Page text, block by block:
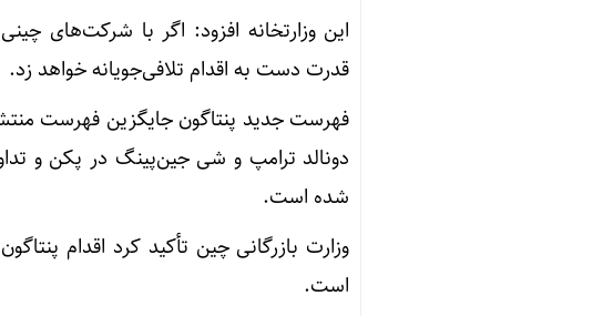
این وزارتخانه افزود: اگر با شرکت‌های
قدرت دست به اقدام تلافی‌جویانه خواهد زد.
دونالد ترامپ و شی جین‌پینگ در پکن و
شده است.
وزارت بازرگانی چین تأکید کرد اقدام
است.